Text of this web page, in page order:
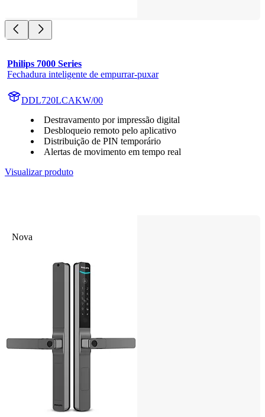
Philips 7000 Series
Fechadura inteligente de empurrar-puxar
DDL720LCAKW/00
Destravamento por impressão digital
Desbloqueio remoto pelo aplicativo
Distribuição de PIN temporário
Alertas de movimento em tempo real
Visualizar produto
Nova